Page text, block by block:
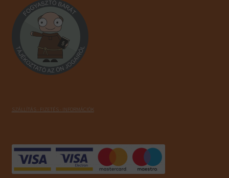
SZÁLLÍTÁS - FIZETÉS - INFORMÁCIÓK